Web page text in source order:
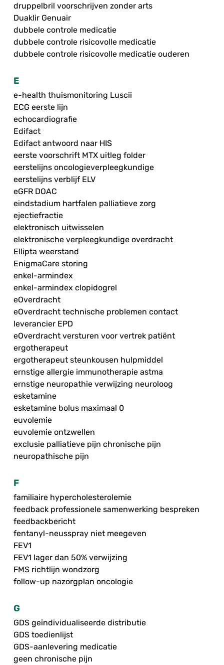
druppelbril voorschrijven zonder arts
Duaklir Genuair
dubbele controle medicatie
dubbele controle risicovolle medicatie
dubbele controle risicovolle medicatie ouderen
E
e-health thuismonitoring Luscii
ECG eerste lijn
echocardiografie
Edifact
Edifact antwoord naar HIS
eerste voorschrift MTX uitleg folder
eerstelijns oncologieverpleegkundige
eerstelijns verblijf ELV
eGFR DOAC
eindstadium hartfalen palliatieve zorg
ejectiefractie
elektronisch uitwisselen
elektronische verpleegkundige overdracht
Ellipta weerstand
EnigmaCare storing
enkel-armindex
enkel-armindex clopidogrel
eOverdracht
eOverdracht technische problemen contact
leverancier EPD
eOverdracht versturen voor vertrek patiënt
ergotherapeut
ergotherapeut steunkousen hulpmiddel
ernstige allergie immunotherapie astma
ernstige neuropathie verwijzing neuroloog
esketamine
esketamine bolus maximaal 0
euvolemie
euvolemie ontzwellen
exclusie palliatieve pijn chronische pijn
neuropathische pijn
F
familiaire hypercholesterolemie
feedback professionele samenwerking bespreken
feedbackbericht
fentanyl-neusspray niet meegeven
FEV1
FEV1 lager dan 50% verwijzing
FMS richtlijn wondzorg
follow-up nazorgplan oncologie
G
GDS geïndividualiseerde distributie
GDS toedienlijst
GDS-aanlevering medicatie
geen chronische pijn